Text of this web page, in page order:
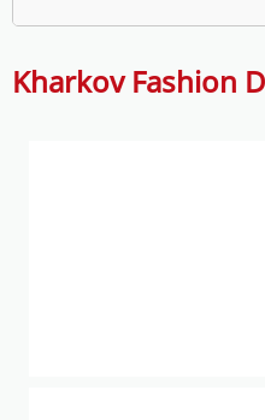
Kharkov Fashion